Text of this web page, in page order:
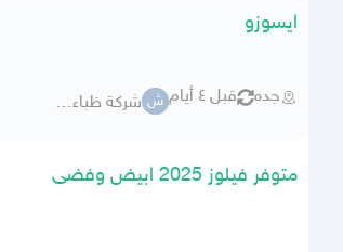
ايسوزو
جده قبل ٤ أيام ش شركة ظباء للسيارات
متوفر فيلوز 2025 ابيض وفضى